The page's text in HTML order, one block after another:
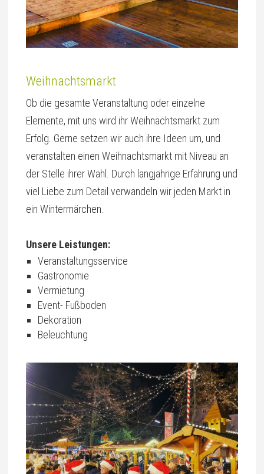
Weihnachtsmarkt
Ob die gesamte Veranstaltung oder einzelne
Elemente, mit uns wird ihr Weihnachtsmarkt zum
Erfolg. Gerne setzen wir auch ihre Ideen um, und
veranstalten einen Weihnachtsmarkt mit Niveau an
der Stelle ihrer Wahl. Durch langjährige Erfahrung und
viel Liebe zum Detail verwandeln wir jeden Markt in
ein Wintermärchen.
Unsere Leistungen:
Veranstaltungsservice
Gastronomie
Vermietung
Event- Fußboden
Dekoration
Beleuchtung